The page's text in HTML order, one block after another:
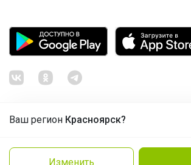
Ваш регион Красноярск?
Изменить
Политика конфиденциальности
Продолжая использовать этот сайт и